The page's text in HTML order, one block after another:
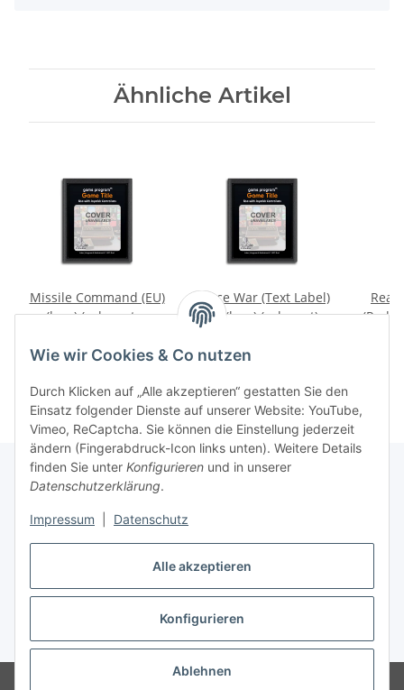
Alle akzeptieren
Konfigurieren
Ablehnen
Wie wir Cookies & Co nutzen
Durch Klicken auf „Alle akzeptieren“ gestatten Sie den
Einsatz folgender Dienste auf unserer Website: YouTube,
Vimeo, ReCaptcha. Sie können die Einstellung jederzeit
ändern (Fingerabdruck-Icon links unten). Weitere Details
finden Sie unter Konfigurieren und in unserer
Datenschutzerklärung.
Impressum Datenschutz
Ähnliche Artikel
Missile Command (EU)
(lose) (sehr guter
Space War (Text Label)
(EU) (lose) (sehr gut) -
Real
(Red
* Alle Preise inkl. gesetzlicher USt., zzgl.Versand